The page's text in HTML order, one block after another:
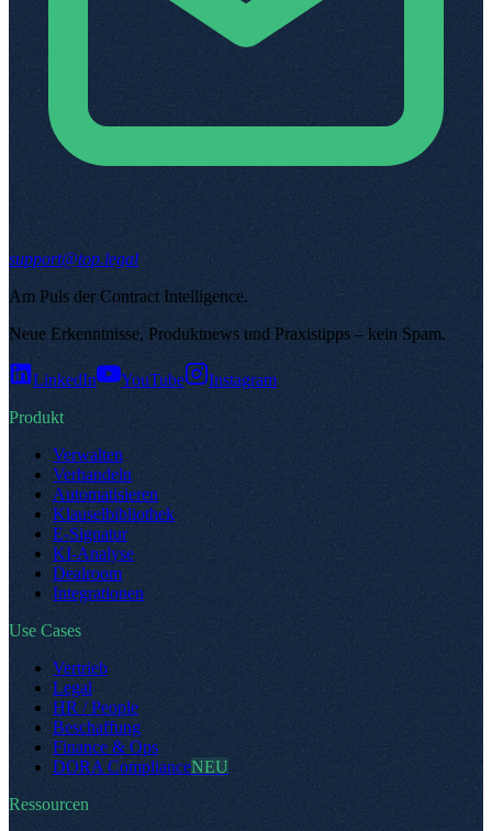
support@top.legal
Am Puls der Contract Intelligence.
Neue Erkenntnisse, Produktnews und Praxistipps – kein Spam.
LinkedIn YouTube
Instagram
Produkt
Verwalten
Verhandeln
Automatisieren
Klauselbibliothek
E-Signatur
KI-Analyse
Dealroom
Integrationen
Use Cases
Vertrieb
Legal
HR / People
Beschaffung
Finance & Ops
DORA ComplianceNEU
Ressourcen